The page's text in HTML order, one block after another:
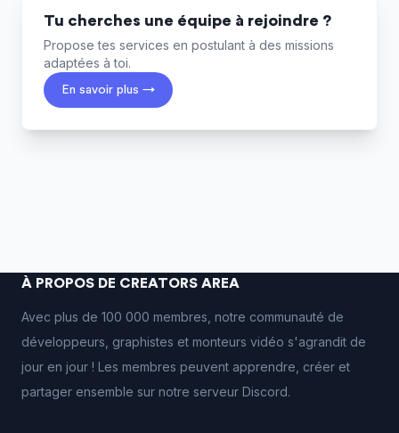
Tu cherches une équipe à rejoindre ?
Propose tes services en postulant à des missions
adaptées à toi.
En savoir plus →
À PROPOS DE CREATORS AREA
Avec plus de 100 000 membres, notre communauté de
développeurs, graphistes et monteurs vidéo s'agrandit de
jour en jour ! Les membres peuvent apprendre, créer et
partager ensemble sur notre serveur Discord.